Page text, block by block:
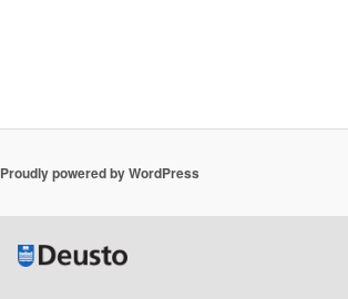
Proudly powered by WordPress